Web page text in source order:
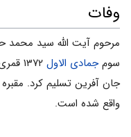
وفات
مرحوم آیت الله سید محمد
سومجمادى الاول
جان آفرین تسلیم کرد.
واقع شده است.